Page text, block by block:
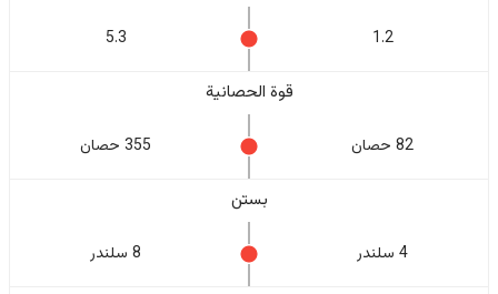
1.2
5.3
قوة الحصانية
82 حصان 355 حصان
بستن
4 سلندر 8 سلندر